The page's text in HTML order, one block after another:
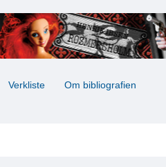
Verkliste Om bibliografien